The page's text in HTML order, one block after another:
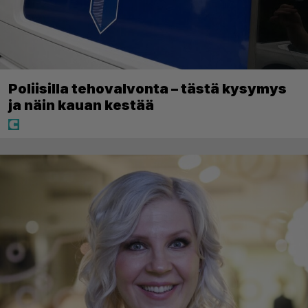
Poliisilla tehovalvonta – tästä kysymys
ja näin kauan kestää